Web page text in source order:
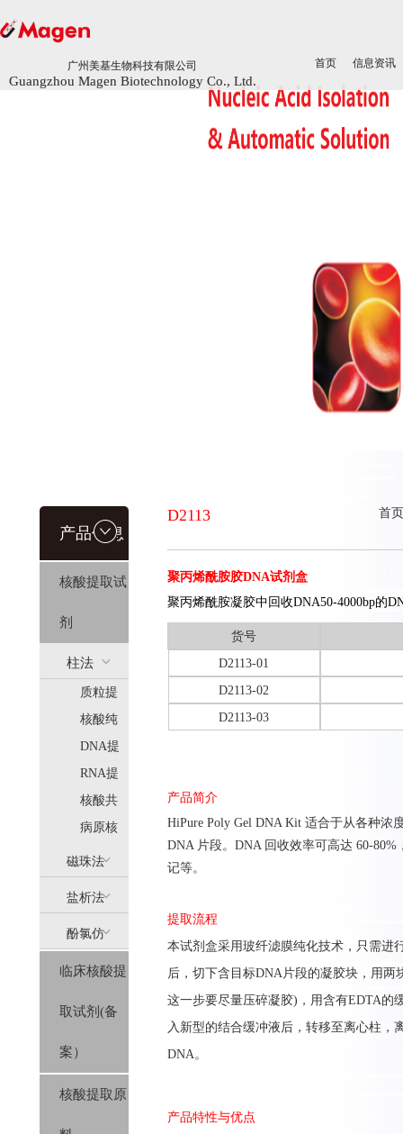
广州美基生物科技有限公司
Guangzhou Magen Biotechnology Co., Ltd.
首页 信息资讯
广州美基生物科技有限公司
Guangzhou Magen Biotechnology Co., Ltd.
首页 信息资讯
产品信息
核酸提取试
剂
柱法
质粒提
取
核酸纯
化
DNA提
取
RNA提
取
核酸共
提
(AllPure)
病原核
酸提取
磁珠法
(MagPure)
盐析法
(SolPure)
酚氯仿
(Trizol系
列）
临床核酸提
取试剂(备
案）
核酸提取原
D2113 首页
聚丙烯酰胺胶DNA试剂盒
聚丙烯酰胺凝胶中回收DNA50-4000bp的
货号
D2113-01
D2113-02
D2113-03
产品简介
HiPure Poly Gel DNA Kit 适合于从各种浓
DNA 片段。DNA 回收效率可高达 60-
记等。
提取流程
本试剂盒采用玻纤滤膜纯化技术，只需进
后，切下含目标DNA片段的凝胶块，用
这一步要尽量压碎凝胶)，用含有EDTA的
入新型的结合缓冲液后，转移至离心柱，
DNA。
产品特性与优点